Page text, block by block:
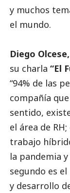
y muchos
el mundo.
Diego
su charla “El
“94% de las
compañía
sentido,
el área de
trabajo
la pandemia
segundo es
y desarrollo